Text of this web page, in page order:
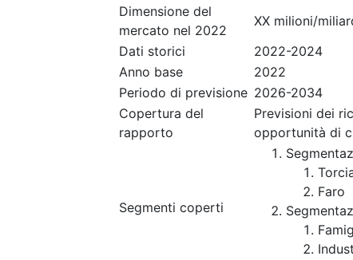
Dimensione del
mercato nel 2022
XX milioni/
Dati storici
2022-2024
Anno base
2022
Periodo di previsione 2026-2034
Copertura del
rapporto
Previsioni dei
opportunità di
Segmenti coperti
Faro